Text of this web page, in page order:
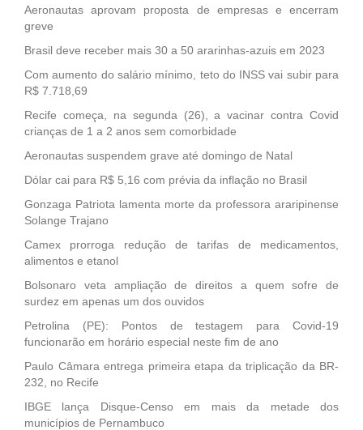
Aeronautas aprovam proposta de empresas e encerram
greve
Brasil deve receber mais 30 a 50 ararinhas-azuis em 2023
Com aumento do salário mínimo, teto do INSS vai subir para
R$ 7.718,69
Recife começa, na segunda (26), a vacinar contra Covid
crianças de 1 a 2 anos sem comorbidade
Aeronautas suspendem grave até domingo de Natal
Dólar cai para R$ 5,16 com prévia da inflação no Brasil
Gonzaga Patriota lamenta morte da professora araripinense
Solange Trajano
Camex prorroga redução de tarifas de medicamentos,
alimentos e etanol
Bolsonaro veta ampliação de direitos a quem sofre de
surdez em apenas um dos ouvidos
Petrolina (PE): Pontos de testagem para Covid-19
funcionarão em horário especial neste fim de ano
Paulo Câmara entrega primeira etapa da triplicação da BR-
232, no Recife
IBGE lança Disque-Censo em mais da metade dos
municípios de Pernambuco